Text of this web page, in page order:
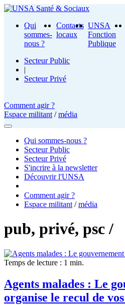
Qui
sommes-
nous ?
Contacts
locaux
UNSA
Fonction
Publique
Secteur Public
|
Secteur Privé
Comment agir ?
Espace militant /média
Qui sommes-nous ?
Secteur Public
Secteur Privé
S'incrire à la newsletter
Découvrir l'UNSA
Comment agir ?
Espace militant /média
pub, privé, psc /
Temps de lecture : 1 min.
Agents malades : Le
organise le recul de